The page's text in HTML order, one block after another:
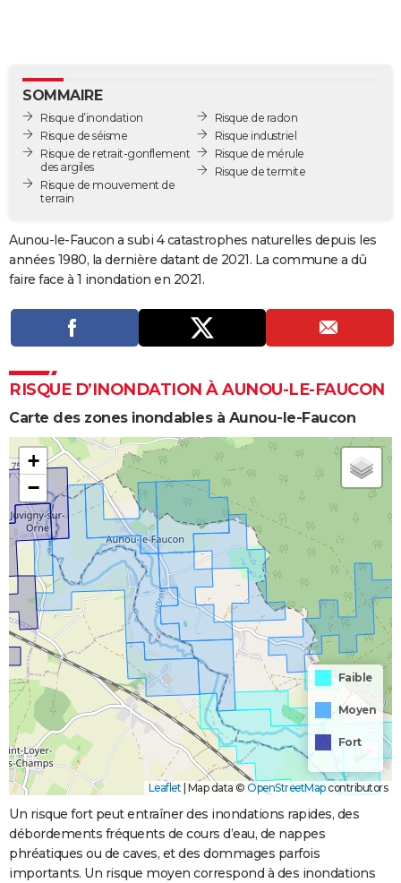
BONS PLANS
CARTE DE VOEUX
Carte de Noël
Carte Bonne année
Carte Saint-Valentin
Carte Pâques
Carte d'anniversaire
DICTIONNAIRE
Dictionnaire
Biographies
Citations
Expressions
Proverbes
PROGRAMME TV
COPAINS D'AVANT
S'inscrire
Se connecter
Lycées
Collèges
Primaires
Universités
Entreprises
Service militaire
Avis de recherche
AVIS DE DÉCÈS
FORUM
Bricolage
Lifestyle
Culture
Sport
Auto
Television
Voyage
Cinema
SOMMAIRE
Risque d’inondation
Risque de séisme
Risque de retrait-gonflement
des argiles
Risque de mouvement de
terrain
Risque de radon
Risque industriel
Risque de mérule
Risque de termite
Aunou-le-Faucon a subi 4 catastrophes naturelles depuis les
années 1980, la dernière datant de 2021. La commune a dû
faire face à 1 inondation en 2021.
RISQUE D’INONDATION À AUNOU-LE-FAUCON
Carte des zones inondables à Aunou-le-Faucon
+
−
Faible
Moyen
Fort
Leaflet | Map data © OpenStreetMapcontributors
Un risque fort peut entraîner des inondations rapides, des
débordements fréquents de cours d’eau, de nappes
phréatiques ou de caves, et des dommages parfois
importants. Un risque moyen correspond à des inondations